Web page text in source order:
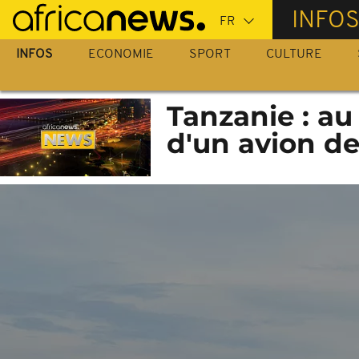
Passer
au
contenu
INFOS
INFOS ECONOMIE SPORT CULTURE
Tanzanie :
d'un avion